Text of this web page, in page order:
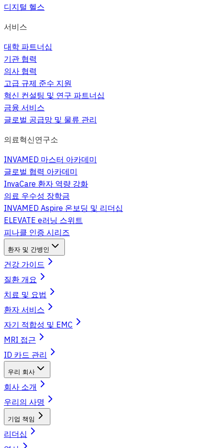
디지털 헬스
서비스
대학 파트너십
기관 협력
의사 협력
고급 규제 준수 지원
혁신 컨설팅 및 연구 파트너십
금융 서비스
글로벌 공급망 및 물류 관리
의료혁신연구소
INVAMED 마스터 아카데미
글로벌 협력 아카데미
InvaCare 환자 역량 강화
의료 우수성 장학금
INVAMED Aspire 온보딩 및 리더십
ELEVATE e러닝 스위트
피나클 인증 시리즈
환자 및 간병인
건강 가이드
질환 개요
치료 및 요법
환자 서비스
자기 적합성 및 EMC
MRI 접근
ID 카드 관리
우리 회사
회사 소개
우리의 사명
기업 책임
리더십